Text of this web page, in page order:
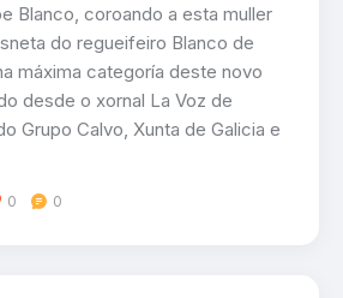
Blanco, coroando a esta muller
do regueifeiro Blanco de
máxima categoría deste novo
desde o xornal La Voz de
Grupo Calvo, Xunta de Galicia e
0 0